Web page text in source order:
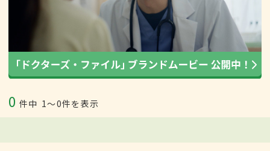
0 件中 1〜0件を表示